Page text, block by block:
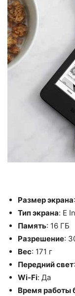
Размер экрана
Тип экрана: E
Память: 16 ГБ
Разрешение:
Вес: 171 г
Передний свет
Wi-Fi: Да
Время работы